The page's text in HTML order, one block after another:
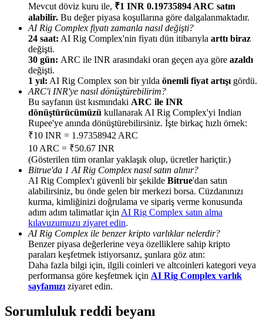
BTC Welcome Rewards
Deposit & Trade BTC to Share 25000 USDT prize pool!
Deposit CASHCAT & Win
Share 500000 CASHCAT prize pool
Exclusive for BitMart Users
Register & Trade to Win 500,000 USDT
Mevcut döviz kuru ile, ₹1 INR 0.19735894 ARC satın
alabilir. Bu değer piyasa koşullarına göre dalgalanmaktadır.
AI Rig Complex fiyatı zamanla nasıl değişti?
24 saat: AI Rig Complex'nin fiyatı dün itibarıyla arttı biraz
değişti.
30 gün: ARC ile INR arasındaki oran geçen aya göre azaldı
değişti.
1 yıl: AI Rig Complex son bir yılda önemli fiyat artışı gördü.
ARC'i INR'ye nasıl dönüştürebilirim?
Bu sayfanın üst kısmındaki ARC ile INR
dönüştürücümüzü kullanarak AI Rig Complex'yi Indian
Rupee'ye anında dönüştürebilirsiniz. İşte birkaç hızlı örnek:
₹10 INR = 1.97358942 ARC
10 ARC = ₹50.67 INR
(Gösterilen tüm oranlar yaklaşık olup, ücretler hariçtir.)
Bitrue'da 1 AI Rig Complex nasıl satın alınır?
AI Rig Complex'ı güvenli bir şekilde Bitrue'dan satın
alabilirsiniz, bu önde gelen bir merkezi borsa. Cüzdanınızı
kurma, kimliğinizi doğrulama ve sipariş verme konusunda
adım adım talimatlar için AI Rig Complex satın alma
kılavuzumuzu ziyaret edin.
AI Rig Complex ile benzer kripto varlıklar nelerdir?
Benzer piyasa değerlerine veya özelliklere sahip kripto
paraları keşfetmek istiyorsanız, şunlara göz atın:
Daha fazla bilgi için, ilgili coinleri ve altcoinleri kategori veya
performansa göre keşfetmek için AI Rig Complex varlık
sayfamızı ziyaret edin.
Sorumluluk reddi beyanı